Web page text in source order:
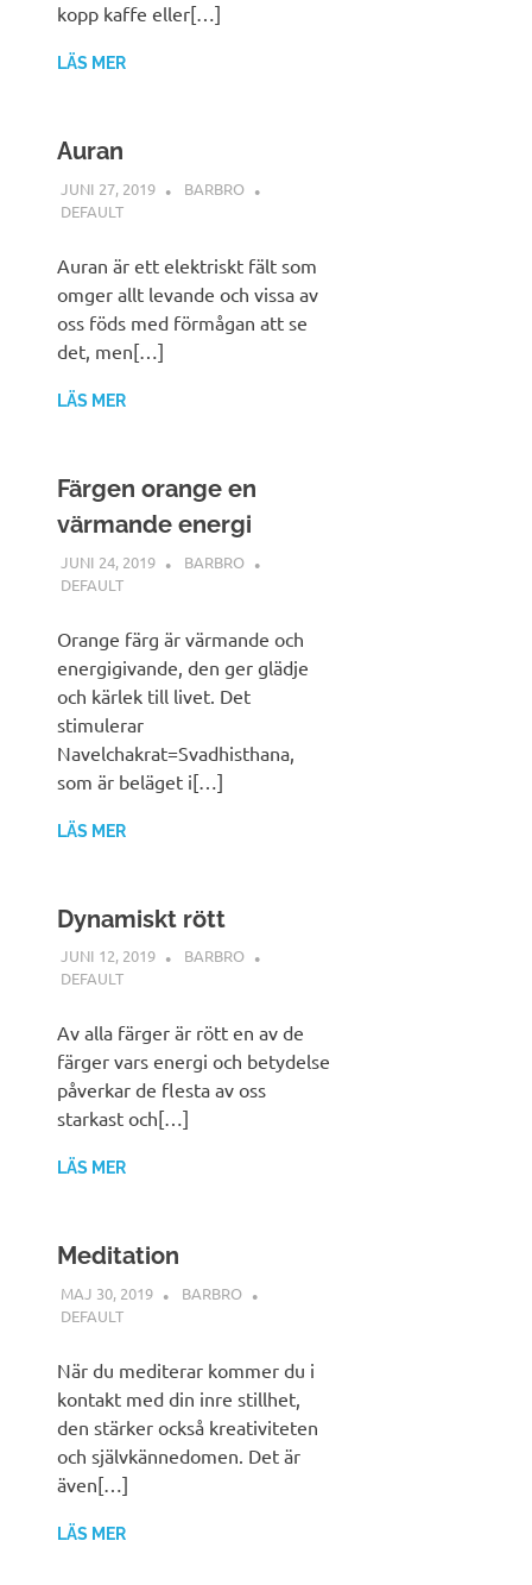
kopp kaffe eller[…]
LÄS MER
Auran
JUNI 27, 2019
BARBRO
DEFAULT
Auran är ett elektriskt fält som
omger allt levande och vissa av
oss föds med förmågan att se
det, men[…]
LÄS MER
Färgen orange en
värmande energi
JUNI 24, 2019
BARBRO
DEFAULT
Orange färg är värmande och
energigivande, den ger glädje
och kärlek till livet. Det
stimulerar
Navelchakrat=Svadhisthana,
som är beläget i[…]
LÄS MER
Dynamiskt rött
JUNI 12, 2019
BARBRO
DEFAULT
Av alla färger är rött en av de
färger vars energi och betydelse
påverkar de flesta av oss
starkast och[…]
LÄS MER
Meditation
MAJ 30, 2019
BARBRO
DEFAULT
När du mediterar kommer du i
kontakt med din inre stillhet,
den stärker också kreativiteten
och självkännedomen. Det är
även[…]
LÄS MER